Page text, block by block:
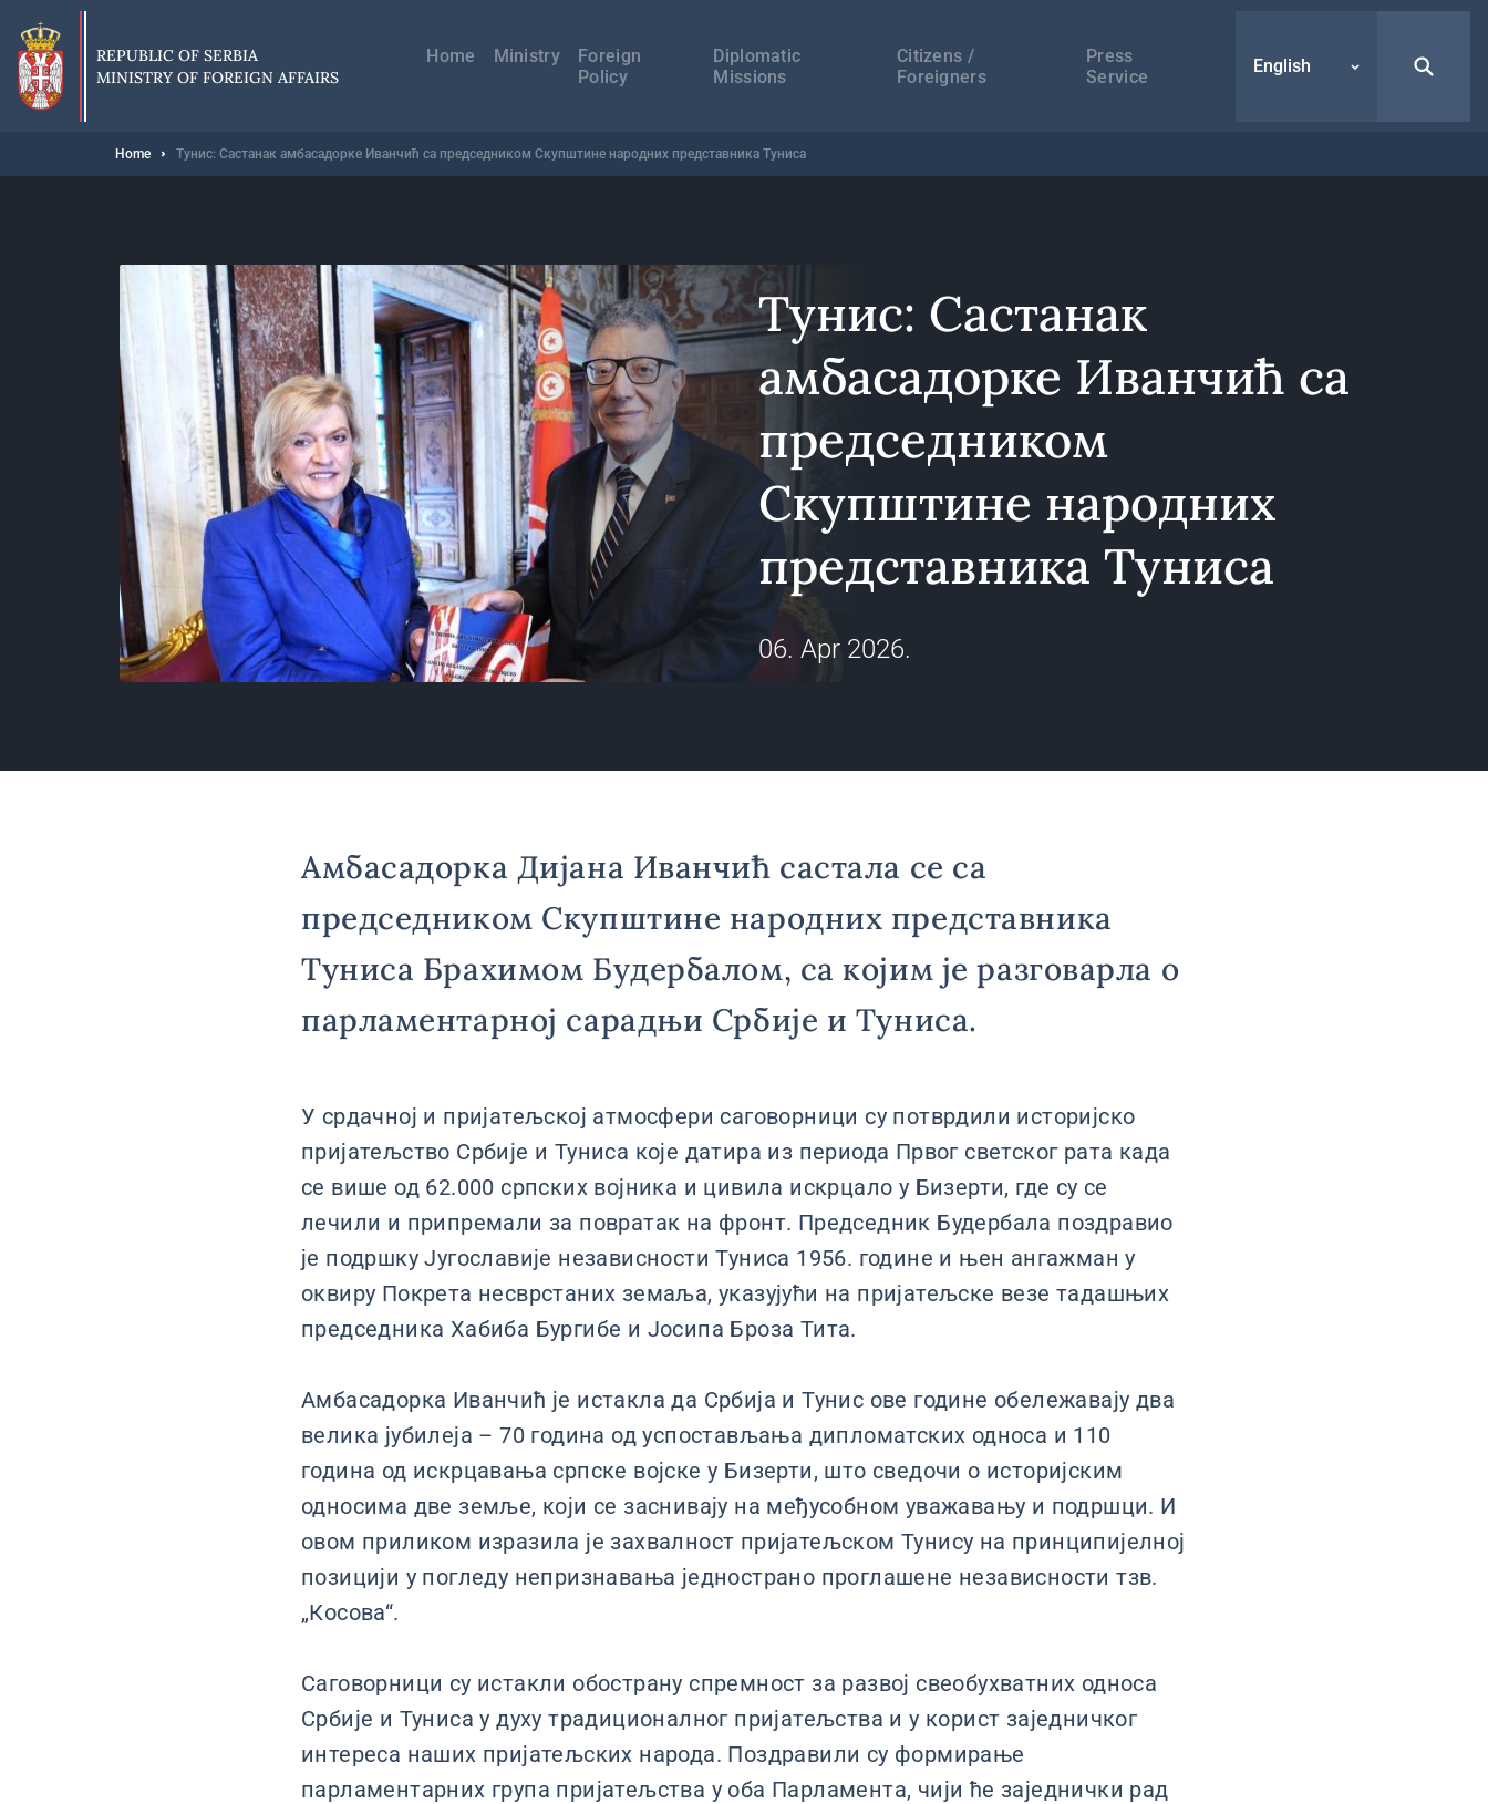
main
content
REPUBLIC OF SERBIA
MINISTRY OF FOREIGN AFFAIRS
навигација
Home Ministry
Foreign
Policy
Diplomatic
Missions
Citizens /
Foreigners
Press
Service
English
Breadcrumb
Home Тунис: Састанак амбасадорке Иванчић са председником Скупштине народних представника Туниса
Тунис: Састанак
амбасадорке Иванчић са
председником
Скупштине народних
представника Туниса
06. Apr 2026.
Амбасадорка Дијана Иванчић састала се са
председником Скупштине народних представника
Туниса Брахимом Будербалом, са којим је разговарла о
парламентарној сарадњи Србије и Туниса.
У срдачној и пријатељској атмосфери саговорници су потврдили историјско
пријатељство Србије и Туниса које датира из периода Првог светског рата када
се више од 62.000 српских војника и цивила искрцало у Бизерти, где су се
лечили и припремали за повратак на фронт. Председник Будербала поздравио
је подршку Југославије независности Туниса 1956. године и њен ангажман у
оквиру Покрета несврстаних земаља, указујући на пријатељске везе тадашњих
председника Хабиба Бургибе и Јосипа Броза Тита.
Амбасадорка Иванчић је истакла да Србија и Тунис ове године обележавају два
велика јубилеја – 70 година од успостављања дипломатских односа и 110
година од искрцавања српске војске у Бизерти, што сведочи о историјским
односима две земље, који се заснивају на међусобном уважавању и подршци. И
овом приликом изразила је захвалност пријатељском Тунису на принципијелној
позицији у погледу непризнавања једнострано проглашене независности тзв.
„Косова“.
Саговорници су истакли обострану спремност за развој свеобухватних односа
Србије и Туниса у духу традиционалног пријатељства и у корист заједничког
интереса наших пријатељских народа. Поздравили су формирање
парламентарних група пријатељства у оба Парламента, чији ће заједнички рад